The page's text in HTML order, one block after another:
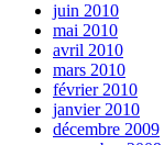
juin 2010
mai 2010
avril 2010
mars 2010
février 2010
janvier 2010
décembre 2009